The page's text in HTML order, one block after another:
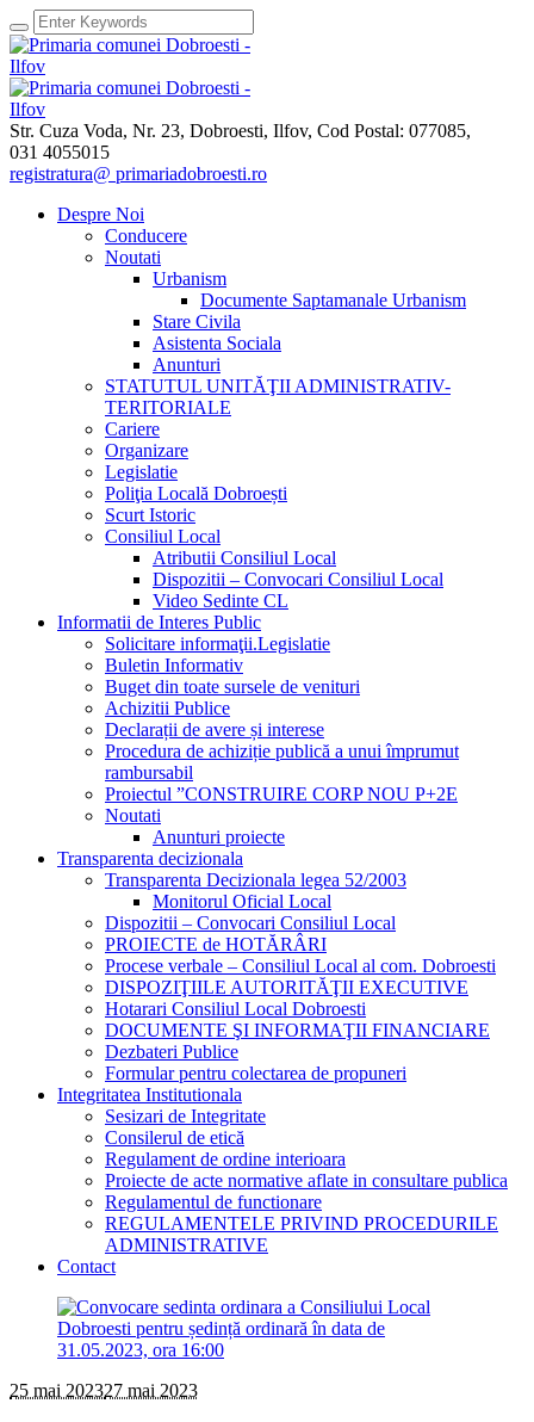
Str. Cuza Voda, Nr. 23, Dobroesti, Ilfov, Cod Postal: 077085,
031 4055015
registratura@ primariadobroesti.ro
Despre Noi
Conducere
Noutati
Urbanism
Documente Saptamanale Urbanism
Stare Civila
Asistenta Sociala
Anunturi
STATUTUL UNITĂŢII ADMINISTRATIV-
TERITORIALE
Cariere
Organizare
Legislatie
Poliţia Locală Dobroești
Scurt Istoric
Consiliul Local
Atributii Consiliul Local
Dispozitii – Convocari Consiliul Local
Video Sedinte CL
Informatii de Interes Public
Solicitare informaţii.Legislatie
Buletin Informativ
Buget din toate sursele de venituri
Achizitii Publice
Declarații de avere și interese
Procedura de achiziție publică a unui împrumut
rambursabil
Proiectul ”CONSTRUIRE CORP NOU P+2E
Noutati
Anunturi proiecte
Transparenta decizionala
Transparenta Decizionala legea 52/2003
Monitorul Oficial Local
Dispozitii – Convocari Consiliul Local
PROIECTE de HOTĂRÂRI
Procese verbale – Consiliul Local al com. Dobroesti
DISPOZIŢIILE AUTORITĂŢII EXECUTIVE
Hotarari Consiliul Local Dobroesti
DOCUMENTE ŞI INFORMAŢII FINANCIARE
Dezbateri Publice
Formular pentru colectarea de propuneri
Integritatea Institutionala
Sesizari de Integritate
Consilerul de etică
Regulament de ordine interioara
Proiecte de acte normative aflate in consultare publica
Regulamentul de functionare
REGULAMENTELE PRIVIND PROCEDURILE
ADMINISTRATIVE
Contact
25 mai 202327 mai 2023